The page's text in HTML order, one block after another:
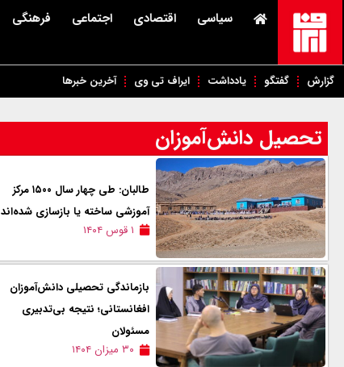
سیاسی اقتصادی اجتماعی فرهنگی
گزارش گفتگو یادداشت ایراف تی وی آخرین خبرها
تحصیل دانش‌آموزان
طالبان: طی چهار سال ۱۵۰۰ مرکز
آموزشی ساخته یا بازسازی شده‌اند
۱ قوس ۱۴۰۴
بازماندگی تحصیلی دانش‌آموزان
افغانستانی؛ نتیجه بی‌تدبیری
مسئولان
۳۰ میزان ۱۴۰۴